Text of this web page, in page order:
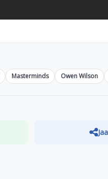
Masterminds Owen Wilson